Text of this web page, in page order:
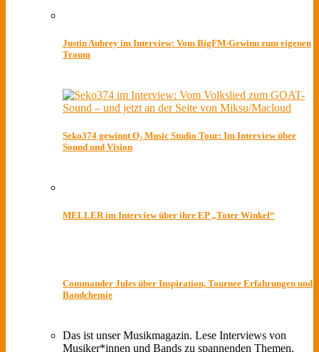
Justin Aubrey im Interview: Vom BigFM-Gewinn zum eigenen
Traum
Seko374 gewinnt O₂ Music Studio Tour: Im Interview über
Sound und Vision
MELLER im Interview über ihre EP „Toter Winkel“
Commander Jules über Inspiration, Tournee Erfahrungen und
Bandchemie
Das ist unser Musikmagazin. Lese Interviews von
Musiker*innen und Bands zu spannenden Themen.